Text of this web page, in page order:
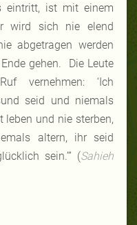
eintritt, ist mit einem
wird sich nie elend
abgetragen werden
gehen. Die Leute
vernehmen: ‘Ich
seid und niemals
leben und nie sterben,
altern, ihr seid
sein.’” (Sahieh